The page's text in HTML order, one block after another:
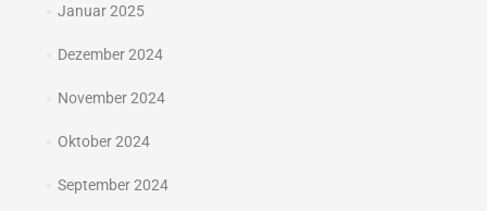
Januar 2025
Dezember 2024
November 2024
Oktober 2024
September 2024